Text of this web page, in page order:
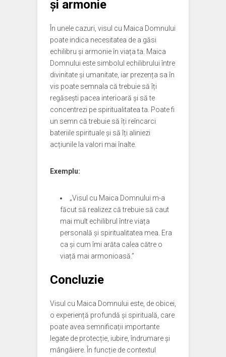
și armonie
În unele cazuri, visul cu Maica Domnului
poate indica necesitatea de a găsi
echilibru și armonie în viața ta. Maica
Domnului este simbolul echilibrului între
divinitate și umanitate, iar prezența sa în
vis poate semnala că trebuie să îți
regăsești pacea interioară și să te
concentrezi pe spiritualitatea ta. Poate fi
un semn că trebuie să îți reîncarci
bateriile spirituale și să îți aliniezi
acțiunile la valori mai înalte.
Exemplu:
„Visul cu Maica Domnului m-a
făcut să realizez că trebuie să caut
mai mult echilibrul între viața
personală și spiritualitatea mea. Era
ca și cum îmi arăta calea către o
viață mai armonioasă.”
Concluzie
Visul cu Maica Domnului este, de obicei,
o experiență profundă și spirituală, care
poate avea semnificații importante
legate de protecție, iubire, îndrumare și
mângâiere. În funcție de contextul